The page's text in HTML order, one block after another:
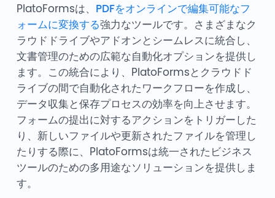
PlatoFormsは、 PDFをオンラインで編集可能なフ
ォームに変換する強力なツールです。さまざまなク
ラウドドライブやアドオンとシームレスに統合し、
文書管理のための広範な自動化オプションを提供し
ます。この統合により、PlatoFormsとクラウドド
ライブの間で自動化されたワークフローを作成し、
データ収集と保存プロセスの効率を向上させます。
フォームの提出に対するアクションをトリガーした
り、新しいファイルや更新されたファイルを管理し
たりする際に、PlatoFormsは統一されたビジネス
ツールのための多用途なソリューションを提供しま
す。